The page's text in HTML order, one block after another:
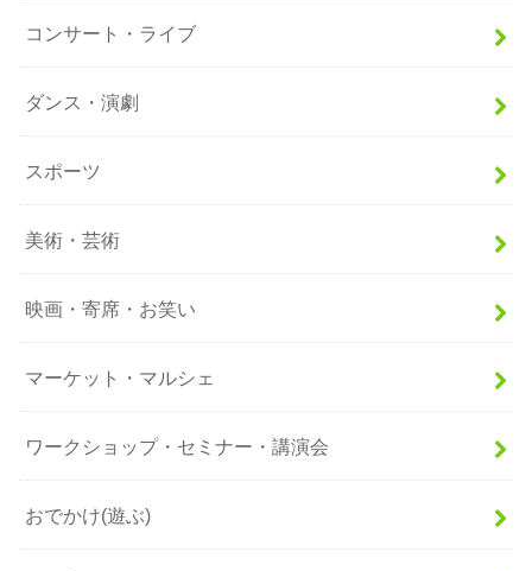
コンサート・ライブ
ダンス・演劇
スポーツ
美術・芸術
映画・寄席・お笑い
マーケット・マルシェ
ワークショップ・セミナー・講演会
おでかけ(遊ぶ)